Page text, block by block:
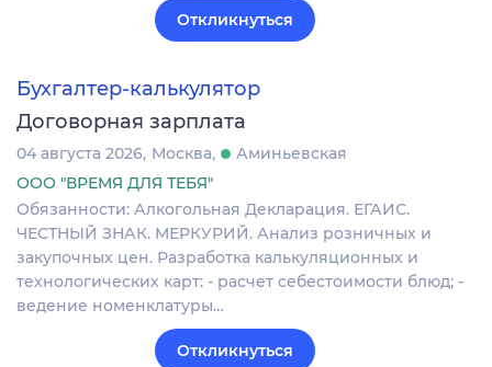
Откликнуться
Бухгалтер-калькулятор
Договорная зарплата
04 августа 2026 Москва
Аминьевская
ООО "ВРЕМЯ ДЛЯ ТЕБЯ"
Обязанности: Алкогольная Декларация. ЕГАИС.
ЧЕСТНЫЙ ЗНАК. МЕРКУРИЙ. Анализ розничных и
закупочных цен. Разработка калькуляционных и
технологических карт: - расчет себестоимости блюд; -
ведение номенклатуры…
Откликнуться